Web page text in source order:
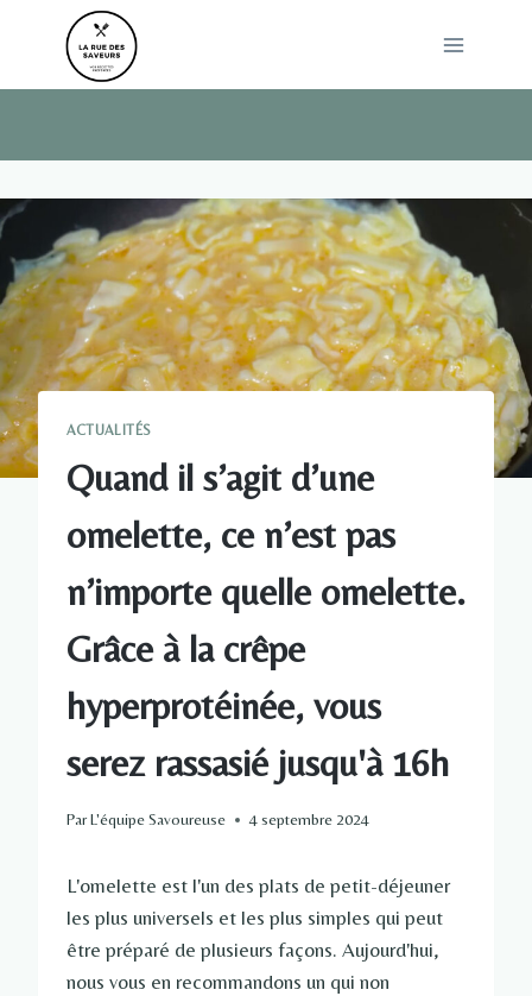
ACTUALITÉS
Quand il s’agit d’une
omelette, ce n’est pas
n’importe quelle omelette.
Grâce à la crêpe
hyperprotéinée, vous
serez rassasié jusqu'à 16h
ParL'équipe Savoureuse 4 septembre 2024
L'omelette est l'un des plats de petit-déjeuner
les plus universels et les plus simples qui peut
être préparé de plusieurs façons. Aujourd'hui,
nous vous en recommandons un qui non